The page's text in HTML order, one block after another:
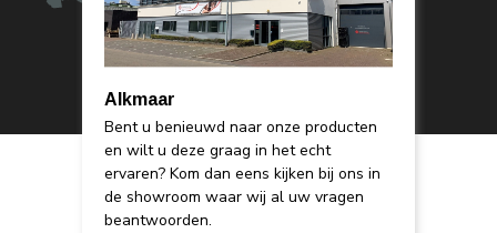
Alkmaar
Bent u benieuwd naar onze producten
en wilt u deze graag in het echt
ervaren? Kom dan eens kijken bij ons in
de showroom waar wij al uw vragen
beantwoorden.